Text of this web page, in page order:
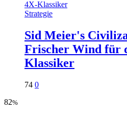
Strategie
Sid Meier's
Frischer Wind für
Klassiker
74 0
82%